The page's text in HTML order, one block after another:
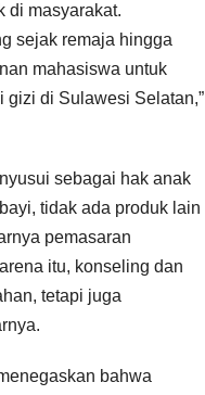
di masyarakat.
sejak remaja hingga
mahasiswa untuk
gizi di Sulawesi Selatan,”
sebagai hak anak
tidak ada produk lain
pemasaran
itu, konseling dan
tetapi juga
bahwa